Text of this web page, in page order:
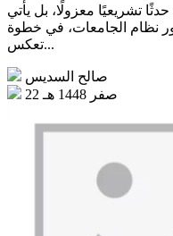
تشريعيًا معزولًا، بل يأتي
نظام الجامعات، في خطوة
تعكس...
صالح السديس
22 صفر 1448 هـ